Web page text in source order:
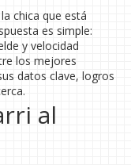
chica que está
es simple:
y velocidad
los mejores
datos clave, logros
al